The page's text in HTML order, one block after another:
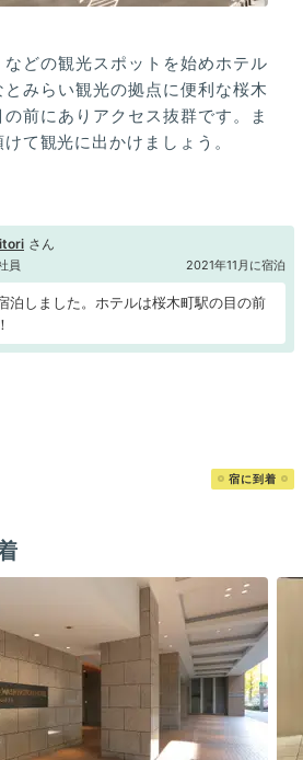
などの観光スポットを始めホテル
みらい観光の拠点に便利な桜木
前にありアクセス抜群です。ま
て観光に出かけましょう。
員 2021年11月に宿泊
泊しました。ホテルは桜木町駅の目の前
宿に到着